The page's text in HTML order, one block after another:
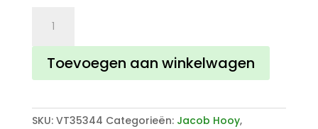
Hooy
Kruidenthee
Gember
aantal
Toevoegen aan winkelwagen
SKU: VT35344 Categorieën: Jacob Hooy,